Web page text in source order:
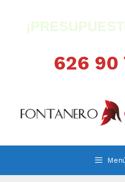
contenido
626 90